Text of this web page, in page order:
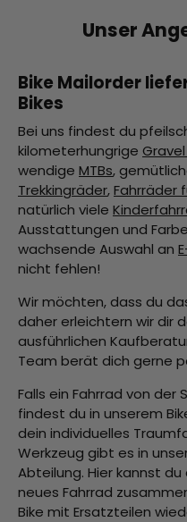
Unser
Bike Mailorder
Bikes
Bei uns findest du
kilometerhungrige
wendige MTBs,
Trekkingräder,Fahrräder
natürlich viele
Ausstattungen und
wachsende Auswahl an
nicht fehlen!
Wir möchten, dass du
daher erleichtern wir dir
ausführlichen
Team berät dich gerne
Falls ein Fahrrad von der
findest du in unserem
dein individuelles
Werkzeug gibt es in
Abteilung. Hier kannst
neues Fahrrad
Bike mit Ersatzteilen